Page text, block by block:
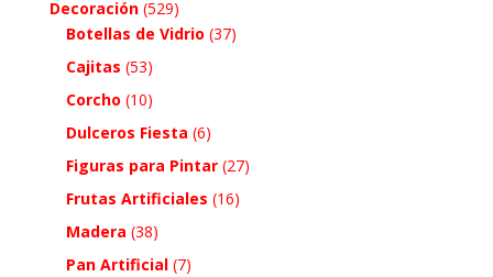
Decoración (529)
Botellas de Vidrio (37)
Cajitas (53)
Corcho (10)
Dulceros Fiesta (6)
Figuras para Pintar (27)
Frutas Artificiales (16)
Madera (38)
Pan Artificial (7)